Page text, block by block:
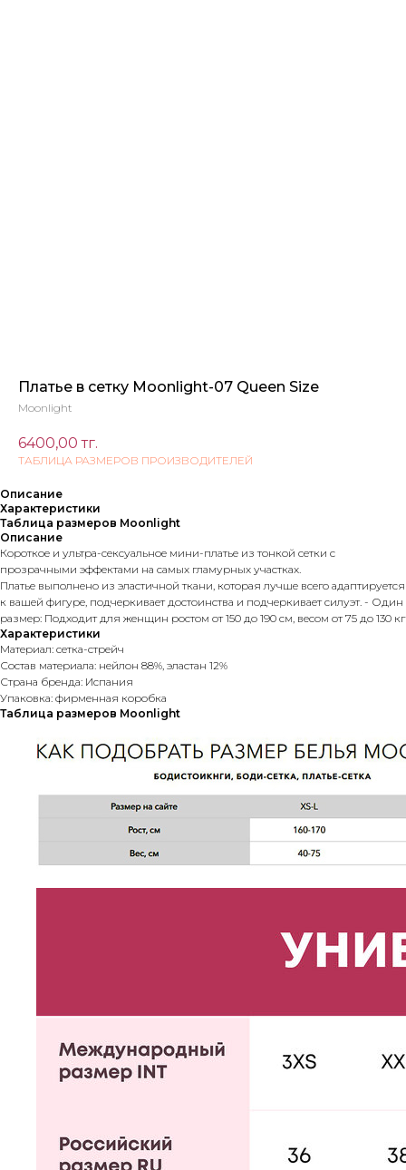
Платье в сетку Moonlight-07 Queen Size
Moonlight
6400,00 тг.
ТАБЛИЦА РАЗМЕРОВ ПРОИЗВОДИТЕЛЕЙ
Описание
Характеристики
Таблица размеров Moonlight
Описание
Короткое и ультра-сексуальное мини-платье из тонкой сетки с
прозрачными эффектами на самых гламурных участках.
Платье выполнено из эластичной ткани, которая лучше всего адаптируется
к вашей фигуре, подчеркивает достоинства и подчеркивает силуэт. - Один
размер: Подходит для женщин ростом от 150 до 190 см, весом от 75 до 130 кг
Характеристики
Материал: сетка-стрейч
Состав материала: нейлон 88%, эластан 12%
Страна бренда: Испания
Упаковка: фирменная коробка
Таблица размеров Moonlight